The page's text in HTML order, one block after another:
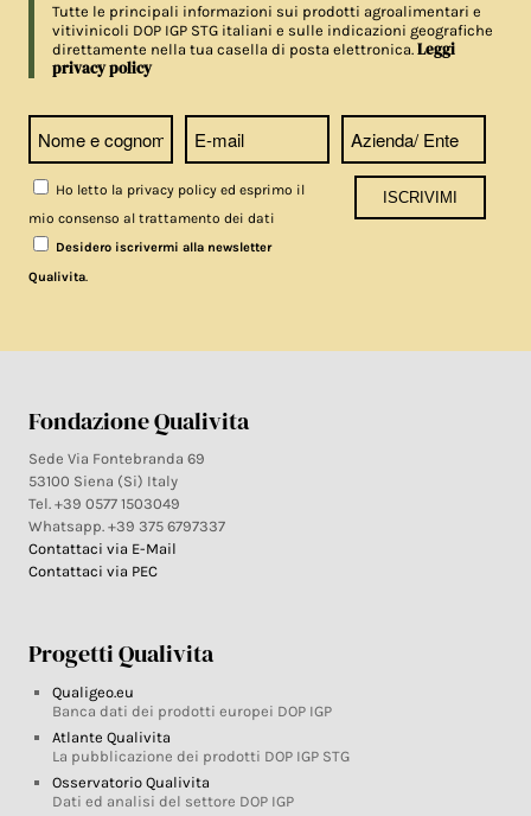
Tutte le principali informazioni sui prodotti agroalimentari e
vitivinicoli DOP IGP STG italiani e sulle indicazioni geografiche
direttamente nella tua casella di posta elettronica.Leggi
privacy policy
Ho letto la privacy policy ed esprimo il
mio consenso al trattamento dei dati
Desidero iscrivermi alla newsletter
Qualivita.
Fondazione Qualivita
Sede Via Fontebranda 69
53100 Siena (Si) Italy
Tel. +39 0577 1503049
Whatsapp. +39 375 6797337
Contattaci via E-Mail
Contattaci via PEC
Progetti Qualivita
Qualigeo.eu
Banca dati dei prodotti europei DOP IGP
Atlante Qualivita
La pubblicazione dei prodotti DOP IGP STG
Osservatorio Qualivita
Dati ed analisi del settore DOP IGP